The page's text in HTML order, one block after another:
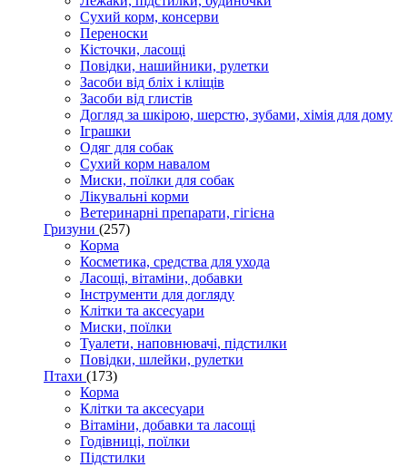
Сухий корм, консерви
Переноски
Кісточки, ласощі
Повідки, нашийники, рулетки
Засоби від бліх і кліщів
Засоби від глистів
Догляд за шкірою, шерстю, зубами, хімія для дому
Іграшки
Одяг для собак
Сухий корм навалом
Миски, поїлки для собак
Лікувальні корми
Ветеринарні препарати, гігієна
Гризуни (257)
Корма
Косметика, средства для ухода
Ласощі, вітаміни, добавки
Інструменти для догляду
Клітки та аксесуари
Миски, поїлки
Туалети, наповнювачі, підстилки
Повідки, шлейки, рулетки
Птахи (173)
Корма
Клітки та аксесуари
Вітаміни, добавки та ласощі
Годівниці, поїлки
Підстилки